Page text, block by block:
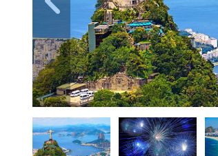
REVISTA ACP
CLÁSSICOS
GOLFE
AUTOCARAVANISMO
PETS
SOBRE O ACP SEGUROS